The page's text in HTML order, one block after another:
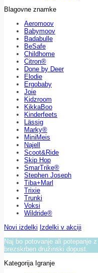
Blagovne znamke
Aeromoov
Babymoov
Badabulle
BeSafe
Childhome
Citron®
Done by Deer
Elodie
Ergobaby
Joie
Kidzroom
KikkaBoo
Kinderfeets
Lässig
Marky®
MiniMeis
Najell
Scoot&Ride
Skip Hop
SmarTrike®
Stephen Joseph
Tiba+Marl
Trixie
Trunki
Voksi
Wildride®
Novi izdelki Izdelki v akciji
Naj bo potovanje ali potepanje
brezskrben družinski dopust.
Kategorija Igranje